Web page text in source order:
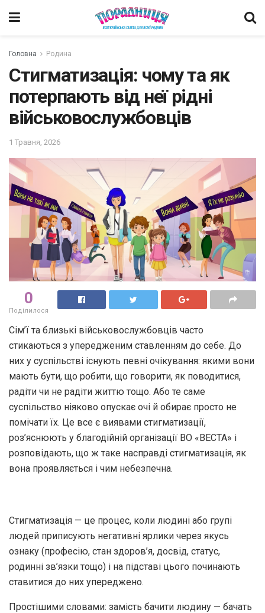
Головна Родина
Стигматизація: чому та як
потерпають від неї рідні
військовослужбовців
1 Травня, 2026
0
Поділилося
Сім’ї та близькі військовослужбовців часто
стикаються з упередженим ставленням до себе. До
них у суспільстві існують певні очікування: якими вони
мають бути, що робити, що говорити, як поводитися,
радіти чи не радіти життю тощо. Або те саме
суспільство ніяково опускає очі й обирає просто не
помічати їх. Це все є виявами стигматизації,
роз’яснюють у благодійній організації ВО «ВЕСТА» і
розповідають, що ж таке насправді стигматизація, як
вона проявляється і чим небезпечна.
Стигматизація — це процес, коли людині або групі
людей приписують негативні ярлики через якусь
ознаку (професію, стан здоров’я, досвід, статус,
родинні зв’язки тощо) і на підставі цього починають
ставитися до них упереджено.
Простішими словами: замість бачити людину — бачать